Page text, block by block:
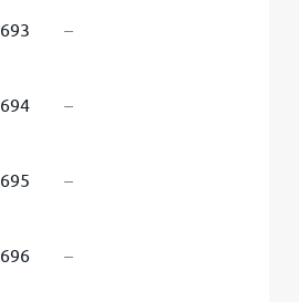
–
–
–
–